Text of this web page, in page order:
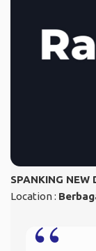
SPANKING NEW
Location :